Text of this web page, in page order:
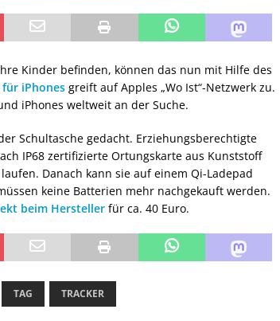
Kinder befinden, können das nun mit Hilfe des
iPhones greift auf Apples „Wo Ist“-Netzwerk zu.
iPhones weltweit an der Suche.
Schultasche gedacht. Erziehungsberechtigte
IP68 zertifizierte Ortungskarte aus Kunststoff
Danach kann sie auf einem Qi-Ladepad
keine Batterien mehr nachgekauft werden.
beim Hersteller für ca. 40 Euro.
TAG TRACKER